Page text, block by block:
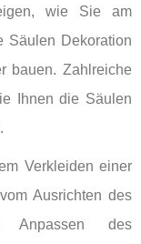
wie Sie am
Säulen Dekoration
bauen. Zahlreiche
Ihnen die Säulen
Verkleiden einer
Ausrichten des
Anpassen des